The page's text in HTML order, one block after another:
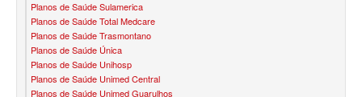
STA CASA MAUÁ PLANO DE SAÚDE FAMILIAR
TOTAL MEDCARE PLANO DE SAÚDE FAMILIAR
TRASMONTANO PLANO DE SAÚDE FAMILIAR
Planos de Saúde Sulamerica
Planos de Saúde Total Medcare
Planos de Saúde Trasmontano
Planos de Saúde Única
Planos de Saúde Unihosp
Planos de Saúde Unimed Central
Planos de Saúde Unimed Guarulhos